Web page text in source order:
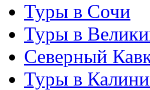
Туры в Сочи
Туры в
Северный
Туры в